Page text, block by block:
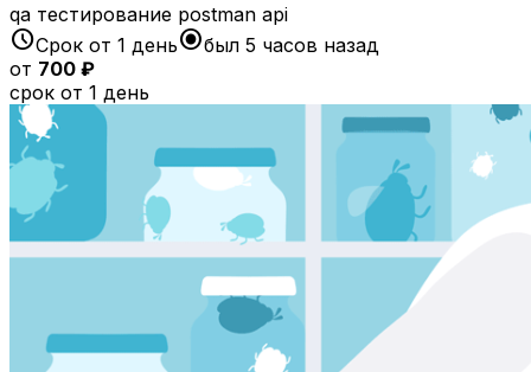
qa тестирование postman api
scheduleСрок от 1 деньradio_button_checkedбыл 5 часов назад
от 700 ₽
срок от 1 день